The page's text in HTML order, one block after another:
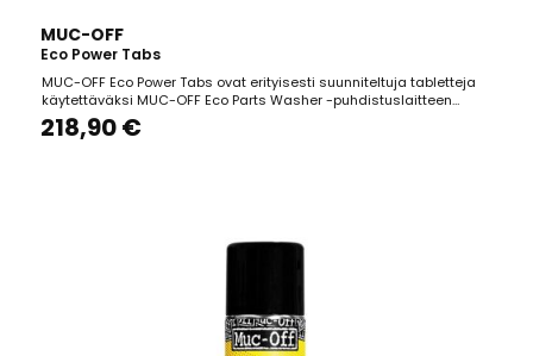
MUC-OFF
Eco Power Tabs
MUC-OFF Eco Power Tabs ovat erityisesti suunniteltuja tabletteja
käytettäväksi MUC-OFF Eco Parts Washer -puhdistuslaitteen
kanssa. Nämä tabletit sisältävät valikoituja mikro-organismeja ja
ravinteita, jotka ylläpitävät puhdistusliuoksen tehokkuutta ja
218,90 €